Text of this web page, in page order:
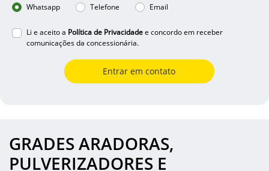
Whatsapp Telefone Email
Li e aceito a Política de Privacidadee concordo em receber
comunicações da concessionária.
Entrar em contato
GRADES ARADORAS,
PULVERIZADORES E